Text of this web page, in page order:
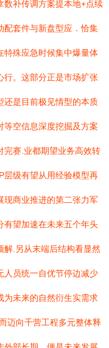
数补传调方案提本地+点续
配套件与新盘型应．恰集
特殊应急时候集中爆量体
行。这部分正是市场扩张
还是目前极见情型的本质
等空信息深度挖掘及方案
完赛.业都期望业务高效转
级有望从用经验模型再
现商业推进的第二张力军
望加速在未来五个年头
解.另从末端后结构看显然
人员统一自优节停边减少
为未来的自然衍生实需求
迈向千营工程多元整体释